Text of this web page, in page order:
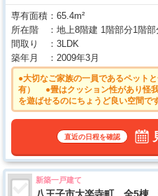
専有面積
65.4m²
所在階
地上8階建 1階部分1階部
間取り
3LDK
築年月
2009年3月
●大切なご家族の一員であるペット
有） ●畳はクッション性があり怪
を遊ばせるのにちょうど良い空間
屋は、静かでプライバシーを確保
い」という思いを叶えてくれます
直近の日程を確認
新築一戸建て